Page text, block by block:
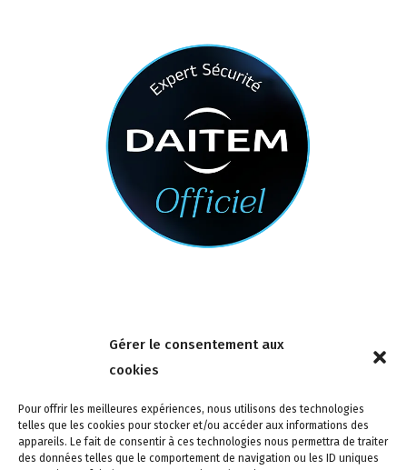
Gérer le consentement aux
cookies
Pour offrir les meilleures expériences, nous utilisons des technologies
telles que les cookies pour stocker et/ou accéder aux informations des
appareils. Le fait de consentir à ces technologies nous permettra de traiter
des données telles que le comportement de navigation ou les ID uniques
4 rue de la Tour 85150 Les Achards